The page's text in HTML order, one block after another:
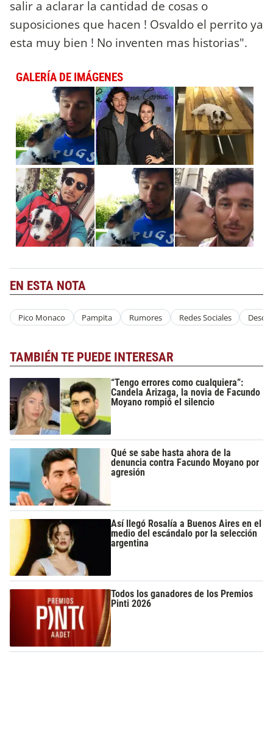
salir a aclarar la cantidad de cosas o
suposiciones que hacen ! Osvaldo el perrito ya
esta muy bien ! No inventen mas historias".
GALERÍA DE IMÁGENES
EN ESTA NOTA
Pico Monaco Pampita Rumores Redes Sociales
TAMBIÉN TE PUEDE INTERESAR
“Tengo errores como cualquiera”:
Candela Arizaga, la novia de Facundo
Moyano rompió el silencio
Qué se sabe hasta ahora de la
denuncia contra Facundo Moyano por
agresión
Así llegó Rosalía a Buenos Aires en el
medio del escándalo por la selección
argentina
Todos los ganadores de los Premios
Pinti 2026